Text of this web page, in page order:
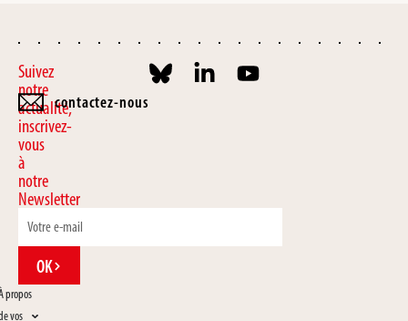
Suivez
notre
actualité,
inscrivez-
vous
à
notre
Newsletter
OK
propos
vos
contactez-nous